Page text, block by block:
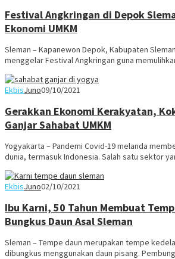
Festival Angkringan di Depok
Ekonomi UMKM
Sleman – Kapanewon Depok, Kabupaten
menggelar Festival Angkringan guna
EkbisJuno09/10/2021
Gerakkan Ekonomi Kerakyatan,
Ganjar Sahabat UMKM
Yogyakarta – Pandemi Covid-19 melanda
dunia, termasuk Indonesia. Salah satu sektor
EkbisJuno02/10/2021
Ibu Karni, 50 Tahun Membuat
Bungkus Daun Asal Sleman
Sleman – Tempe daun merupakan tempe
dibungkus menggunakan daun pisang.